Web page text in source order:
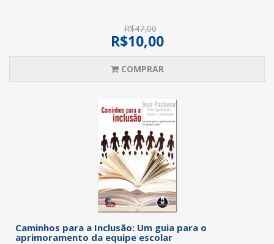
R$47,00
R$10,00
COMPRAR
Caminhos para a Inclusão: Um guia para o
aprimoramento da equipe escolar